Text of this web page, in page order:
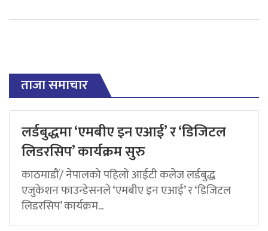
ताजा समाचार
लर्डबुद्धमा ‘एमबीए इन एआई’ र ‘डिजिटल
लिडरसिप’ कार्यक्रम सुरु
काठमाडौं/ नेपालको पहिलो आईटी कलेज लर्डबुद्ध
एजुकेशन फाउन्डेसनले ‘एमबीए इन एआई’ र ‘डिजिटल
लिडरसिप’ कार्यक्रम...